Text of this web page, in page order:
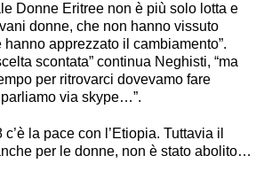
Donne Eritree non è più solo lotta e
donne, che non hanno vissuto
apprezzato il cambiamento”.
scontata” continua Neghisti, “ma
per ritrovarci dovevamo fare
via skype…”.
c’è la pace con l’Etiopia. Tuttavia il
per le donne, non è stato abolito…